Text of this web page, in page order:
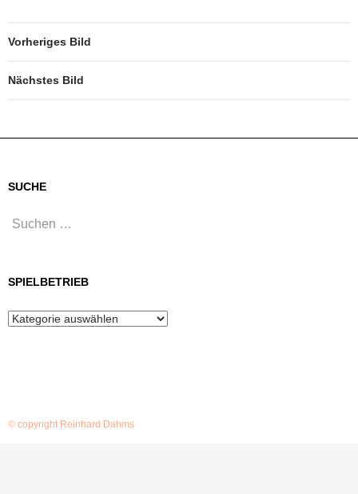
Vorheriges Bild
Nächstes Bild
SUCHE
Suchen
SPIELBETRIEB
Spielbetrieb
© copyright Reinhard Dahms